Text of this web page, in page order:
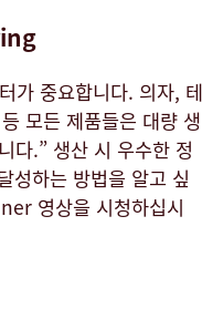
가 중요합니다. 의자, 테
모든 제품들은 대량 생
다.” 생산 시 우수한 정
성하는 방법을 알고 싶
영상을 시청하십시